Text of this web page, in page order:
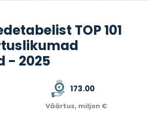
TOP 101
- 2025
173.00
Väärtus, miljon €